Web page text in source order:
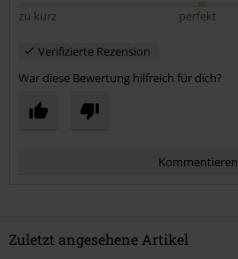
zu kurz
perfekt
Verifizierte Rezension
War diese Bewertung hilfreich für dich?
Kommentieren
Zuletzt angesehene Artikel